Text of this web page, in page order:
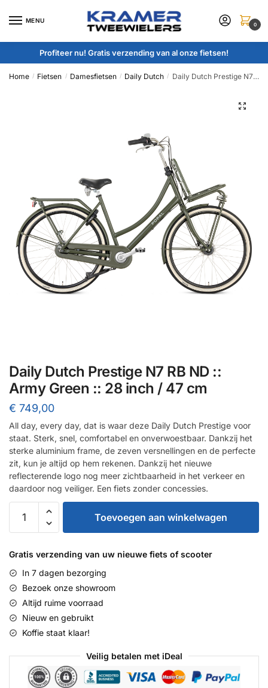
MENU
0
Profiteer nu! Gratis verzending van al onze fietsen!
Home / Fietsen / Damesfietsen / Daily Dutch / Daily Dutch Prestige N7 RB ND :: Army Green :: 28 inch / 47 cm
🔍
Daily Dutch Prestige N7 RB ND ::
Army Green :: 28 inch / 47 cm
€ 749,00
All day, every day, dat is waar deze Daily Dutch Prestige voor
staat. Sterk, snel, comfortabel en onverwoestbaar. Dankzij het
sterke aluminium frame, de zeven versnellingen en de perfecte
zit, kun je altijd op hem rekenen. Dankzij het nieuwe
reflecterende logo nog meer zichtbaarheid in het verkeer en
daardoor nog veiliger. Een fiets zonder concessies.
Dutch
Prestige
N7
ND
::
Army
Green
::
Toevoegen aan winkelwagen
Gratis verzending van uw nieuwe fiets of scooter
In 7 dagen bezorging
Bezoek onze showroom
Altijd ruime voorraad
Nieuw en gebruikt
Koffie staat klaar!
Veilig betalen met iDeal